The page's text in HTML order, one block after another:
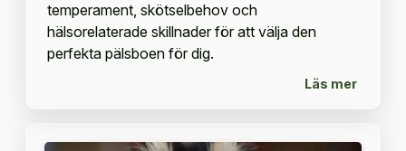
temperament, skötselbehov och
hälsorelaterade skillnader för att välja den
perfekta pälsboen för dig.
Läs mer